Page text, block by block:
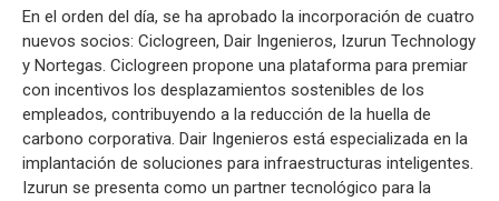
En el orden del día, se ha aprobado la incorporación de cuatro
nuevos socios: Ciclogreen, Dair Ingenieros, Izurun Technology
y Nortegas. Ciclogreen propone una plataforma para premiar
con incentivos los desplazamientos sostenibles de los
empleados, contribuyendo a la reducción de la huella de
carbono corporativa. Dair Ingenieros está especializada en la
implantación de soluciones para infraestructuras inteligentes.
Izurun se presenta como un partner tecnológico para la